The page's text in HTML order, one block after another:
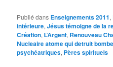
Publié dans Enseignements 2011,
intérieure,Jésus témoigne de la
Création, L’Argent, Renouveau
Nucleaire atome qui detruit bombe
psychéatriques, Pères spirituels